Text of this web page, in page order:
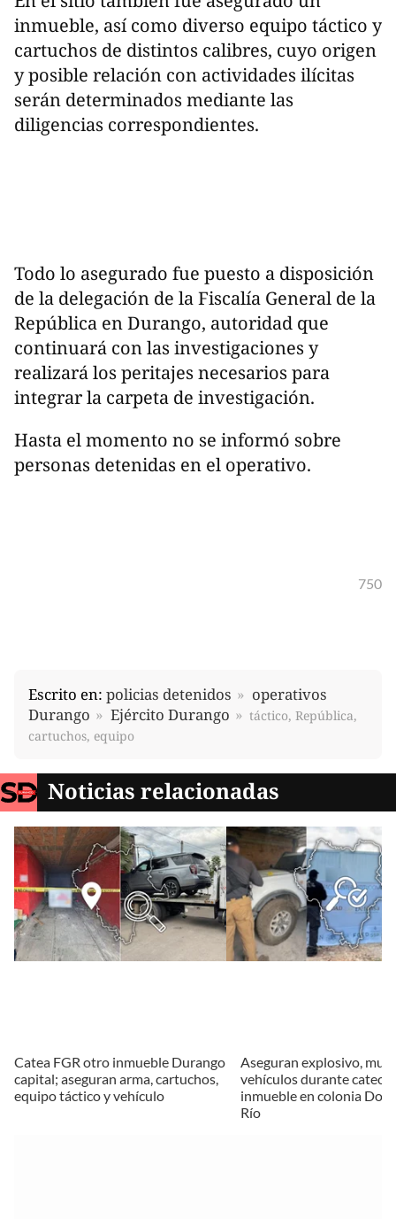
inmueble, así como diverso equipo táctico y
cartuchos de distintos calibres, cuyo origen
y posible relación con actividades ilícitas
serán determinados mediante las
diligencias correspondientes.
Todo lo asegurado fue puesto a disposición
de la delegación de la Fiscalía General de la
República en Durango, autoridad que
continuará con las investigaciones y
realizará los peritajes necesarios para
integrar la carpeta de investigación.
Hasta el momento no se informó sobre
personas detenidas en el operativo.
750
Escrito en: policias detenidos
operativos
Durango
Ejército Durango
táctico, República,
cartuchos, equipo
Noticias relacionadas
Catea FGR otro inmueble Durango
capital; aseguran arma, cartuchos,
equipo táctico y vehículo
Aseguran explosivo,
vehículos durante cateo a
inmueble en colonia
Río